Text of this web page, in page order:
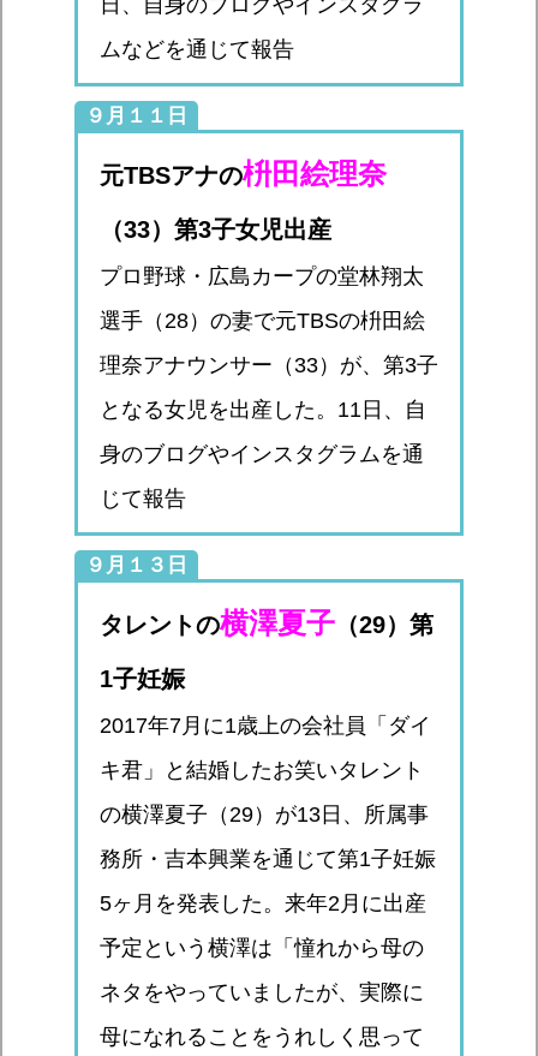
日、自身のブログやインスタグラ
ムなどを通じて報告
９月１１日
元TBSアナの枡田絵理奈
（33）第3子女児出産
プロ野球・広島カープの堂林翔太
選手（28）の妻で元TBSの枡田絵
理奈アナウンサー（33）が、第3子
となる女児を出産した。11日、自
身のブログやインスタグラムを通
じて報告
９月１３日
タレントの横澤夏子 （29）第
1子妊娠
2017年7月に1歳上の会社員「ダイ
キ君」と結婚したお笑いタレント
の横澤夏子（29）が13日、所属事
務所・吉本興業を通じて第1子妊娠
5ヶ月を発表した。来年2月に出産
予定という横澤は「憧れから母の
ネタをやっていましたが、実際に
母になれることをうれしく思って